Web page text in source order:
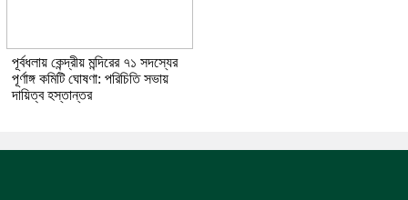
পূর্বধলায় কেন্দ্রীয় মন্দিরের ৭১ সদস্যের
পূর্ণাঙ্গ কমিটি ঘোষণা: পরিচিতি সভায়
দায়িত্ব হস্তান্তর